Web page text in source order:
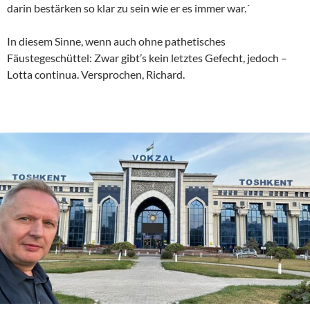
darin bestärken so klar zu sein wie er es immer war.´
In diesem Sinne, wenn auch ohne pathetisches
Fäustegeschüttel: Zwar gibt’s kein letztes Gefecht, jedoch –
Lotta continua. Versprochen, Richard.